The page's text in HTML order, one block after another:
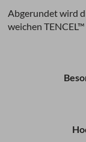
Abgerundet wird
weichen